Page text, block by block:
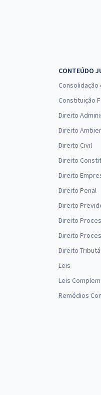
CONTEÚDO
Consolidação
Constituição
Direito
Direito
Direito Civil
Direito
Direito
Direito Penal
Direito
Direito
Direito
Direito
Leis
Leis
Remédios